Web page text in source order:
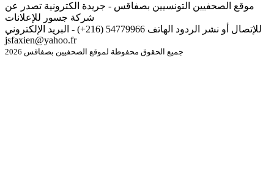
موقع الصحفيين التونسيين بصفاقس - جريدة الكترونية تصدر عن
شركة جسور للإعلانات
للإتصال أو نشر الردود الهاتف 54779966 (216+) - البريد الإلكتروني
jsfaxien@yahoo.fr
جميع الحقوق محفوظة لموقع الصحفيين بصفاقس 2026